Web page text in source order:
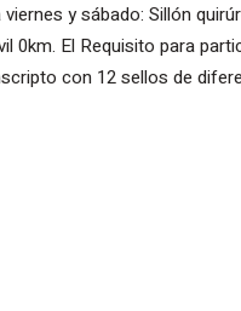
y sábado: Sillón
0km. El Requisito para
con 12 sellos de